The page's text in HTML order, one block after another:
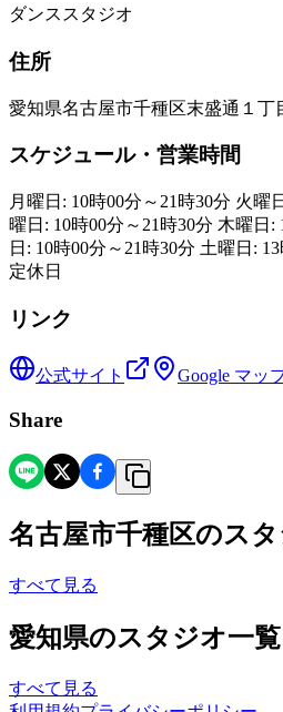
ダンススタジオ
住所
愛知県名古屋市千種区末盛通１丁
スケジュール・営業時間
月曜日: 10時00分～21時30分 火曜
曜日: 10時00分～21時30分 木曜日:
日: 10時00分～21時30分 土曜日:
定休日
リンク
公式サイト Google マッ
Share
名古屋市千種区のス
すべて見る
愛知県のスタジオ一覧
すべて見る